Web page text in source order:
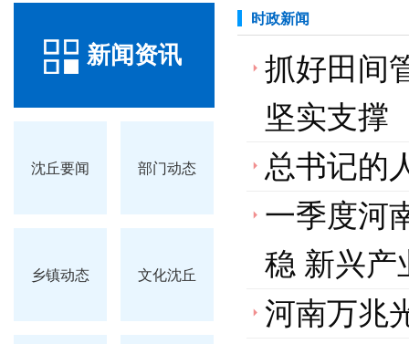
新闻资讯
沈丘要闻 部门动态
乡镇动态 文化沈丘
时政新闻
抓好田间
坚实支撑
总书记的
一季度河
稳 新兴产
河南万兆